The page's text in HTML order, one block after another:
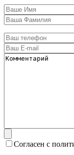
Согласен с